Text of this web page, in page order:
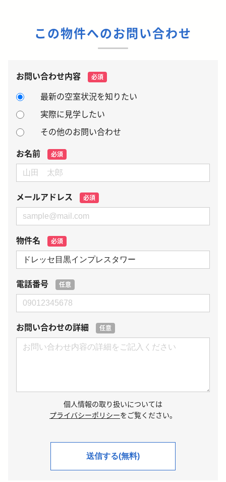
この物件へのお問い合わせ
お問い合わせ内容 必須
最新の空室状況を知りたい
実際に見学したい
その他のお問い合わせ
お名前
必須
メールアドレス 必須
物件名 必須
電話番号 任意
お問い合わせの詳細 任意
個人情報の取り扱いについては
プライバシーポリシーをご覧ください。